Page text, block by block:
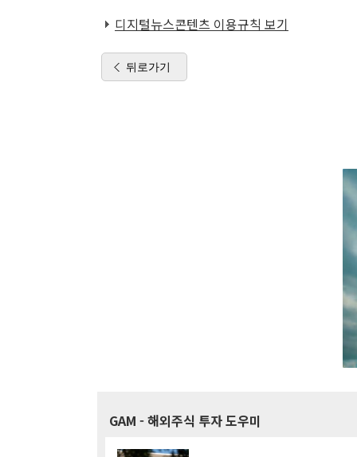
디지털뉴스콘텐츠 이용규칙 보기
뒤로가기
GAM - 해외주식 투자 도우미